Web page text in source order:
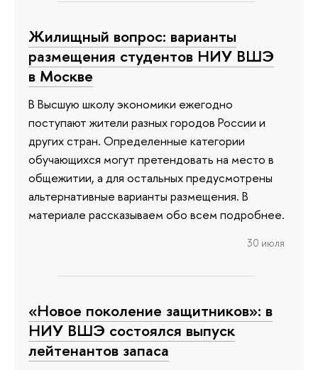
Жилищный вопрос: варианты
размещения студентов НИУ ВШЭ
в Москве
В Высшую школу экономики ежегодно
поступают жители разных городов России и
других стран. Определенные категории
обучающихся могут претендовать на место в
общежитии, а для остальных предусмотрены
альтернативные варианты размещения. В
материале рассказываем обо всем подробнее.
30 июля
«Новое поколение защитников»: в
НИУ ВШЭ состоялся выпуск
лейтенантов запаса